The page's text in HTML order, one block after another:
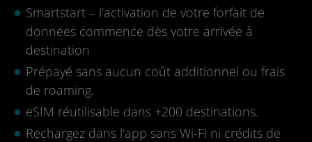
Smartstart – l’activation de votre forfait de
données commence dès votre arrivée à
destination
Prépayé sans aucun coût additionnel ou frais
de roaming.
eSIM réutilisable dans +200 destinations.
Rechargez dans l'app sans Wi-Fi ni crédits de